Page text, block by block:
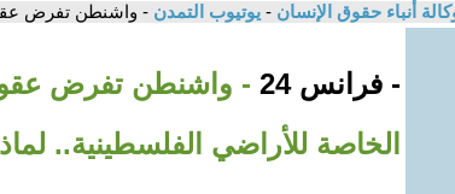
أنباء حقوق الإنسان - يوتيوب التمدن - واشنطن تفرض
- فرانس 24
- واشنطن تفرض
الخاصة للأراضي الفلسطينية..